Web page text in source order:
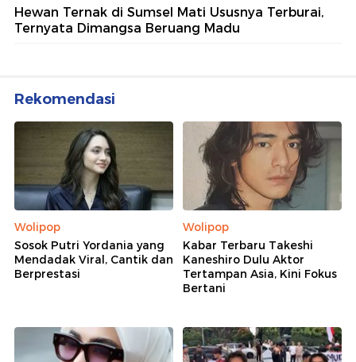
Hewan Ternak di Sumsel Mati Ususnya Terburai,
Ternyata Dimangsa Beruang Madu
Rekomendasi
Wolipop
Sosok Putri Yordania yang
Mendadak Viral, Cantik dan
Berprestasi
Wolipop
Kabar Terbaru Takeshi
Kaneshiro Dulu Aktor
Tertampan Asia, Kini Fokus
Bertani